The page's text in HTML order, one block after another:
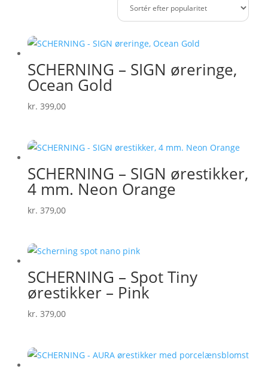
popularitet
SCHERNING – SIGN øreringe,
Ocean Gold
kr. 399,00
SCHERNING – SIGN ørestikker,
4 mm. Neon Orange
kr. 379,00
SCHERNING – Spot Tiny
ørestikker – Pink
kr. 379,00